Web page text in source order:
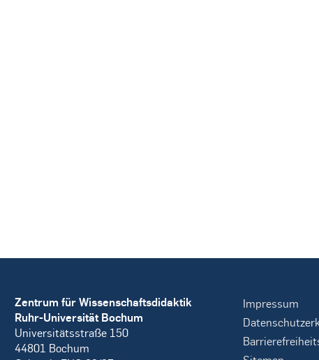
Zentrum für Wissenschaftsdidaktik
Ruhr-Universität Bochum
Universitätsstraße 150
44801 Bochum
Impressum